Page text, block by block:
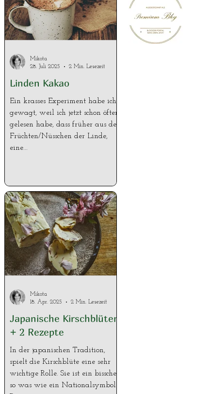
Linden Kakao
Ein krasses Experiment habe ich
gewagt, weil ich jetzt schon öfters
gelesen habe, dass früher aus den
Früchten/Nüsschen der Linde,
eine...
Mikota
28. Juli 2025
2 Min. Lesezeit
Japanische Kirschblüten
+ 2 Rezepte
In der japanischen Tradition,
spielt die Kirschblüte eine sehr
wichtige Rolle. Sie ist ein bisschen
so was wie ein Nationalsymbol.
Mikota
18. Apr. 2025
2 Min. Lesezeit